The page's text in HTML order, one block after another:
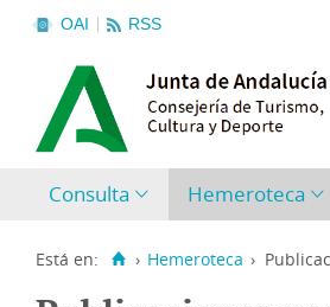
OAI RSS
Consulta Hemeroteca
Está en: › Hemeroteca ›